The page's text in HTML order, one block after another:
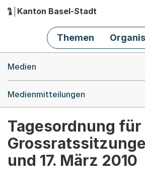
Hauptnavigation
Kanton Basel-Stadt
Themen
Medien
Medienmitteilungen
Tagesordnung für
und 17. März 2010